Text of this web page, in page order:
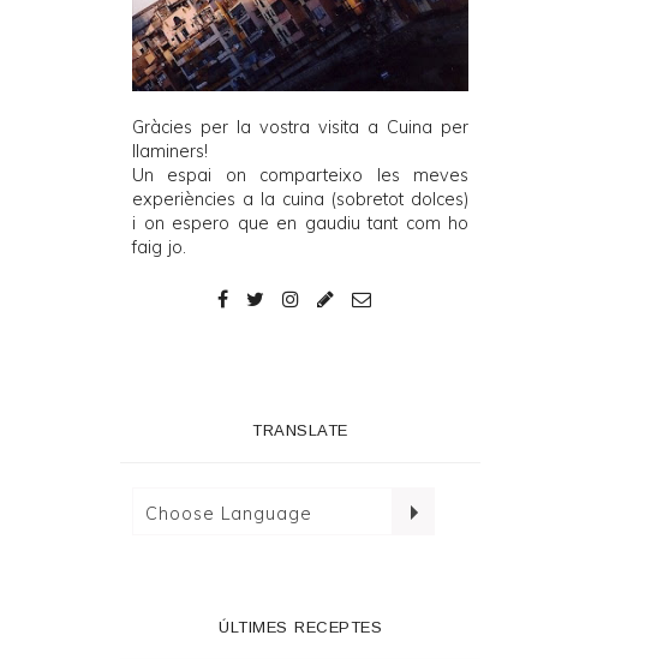
Gràcies per la vostra visita a Cuina per
llaminers!
Un espai on comparteixo les meves
experiències a la cuina (sobretot dolces)
i on espero que en gaudiu tant com ho
faig jo.
TRANSLATE
ÚLTIMES RECEPTES